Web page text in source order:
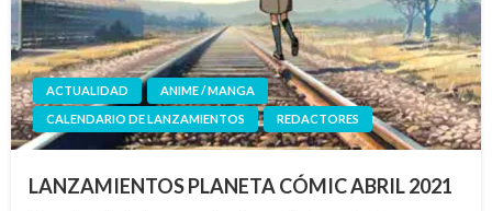
ACTUALIDAD
ANIME / MANGA
CALENDARIO DE LANZAMIENTOS
REDACTORES
LANZAMIENTOS PLANETA CÓMIC ABRIL 2021